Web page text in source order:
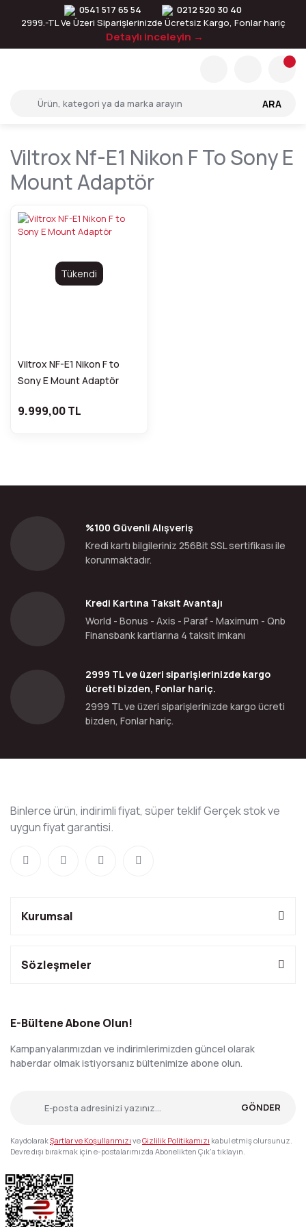
0541 517 65 54
0212 520 30 40
2999.-TL Ve Üzeri Siparişlerinizde Ücretsiz Kargo, Fonlar hariç
Detaylı inceleyin →
ARA
Viltrox Nf-E1 Nikon F To Sony E
Mount Adaptör
Tükendi
Viltrox NF-E1 Nikon F to
Sony E Mount Adaptör
9.999,00 TL
%100 Güvenli Alışveriş
Kredi kartı bilgileriniz 256Bit SSL sertifikası ile
korunmaktadır.
Kredi Kartına Taksit Avantajı
World - Bonus - Axis - Paraf - Maximum - Qnb
Finansbank kartlarına 4 taksit imkanı
2999 TL ve üzeri siparişlerinizde kargo
ücreti bizden, Fonlar hariç.
2999 TL ve üzeri siparişlerinizde kargo ücreti
bizden, Fonlar hariç.
Binlerce ürün, indirimli fiyat, süper teklif Gerçek stok ve
uygun fiyat garantisi.
Kurumsal
Sözleşmeler
E-Bültene Abone Olun!
Kampanyalarımızdan ve indirimlerimizden güncel olarak
haberdar olmak istiyorsanız bültenimize abone olun.
GÖNDER
KaydolarakŞartlar ve Koşullarımızı veGizlilik Politikamızı kabul etmiş olursunuz.
Devre dışı bırakmak için e-postalarımızda Abonelikten Çık'a tıklayın.